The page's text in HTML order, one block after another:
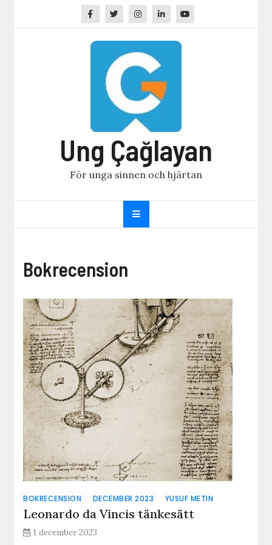
Ung Çağlayan
För unga sinnen och hjärtan
Bokrecension
BOKRECENSION DECEMBER 2023 YUSUF METIN
Leonardo da Vincis tänkesätt
1 december 2023